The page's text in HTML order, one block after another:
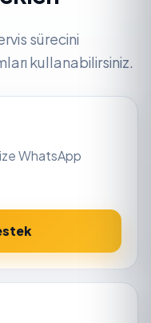
sürecini
kullanabilirsiniz.
WhatsApp